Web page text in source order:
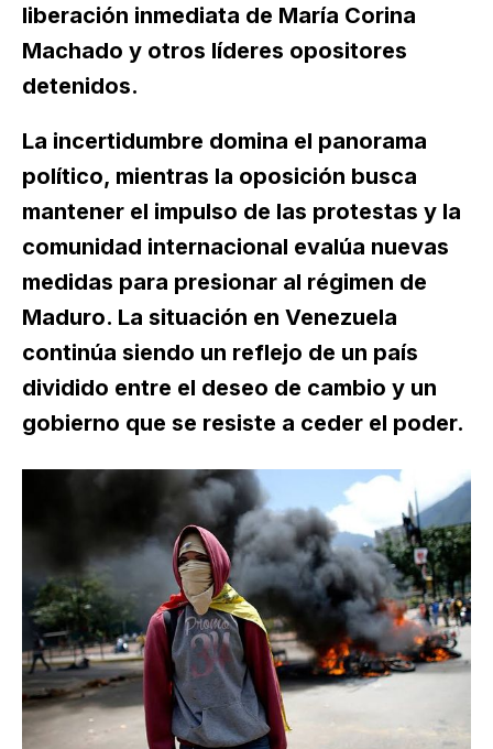
liberación inmediata de María Corina
Machado y otros líderes opositores
detenidos.
La incertidumbre domina el panorama
político, mientras la oposición busca
mantener el impulso de las protestas y la
comunidad internacional evalúa nuevas
medidas para presionar al régimen de
Maduro. La situación en Venezuela
continúa siendo un reflejo de un país
dividido entre el deseo de cambio y un
gobierno que se resiste a ceder el poder.